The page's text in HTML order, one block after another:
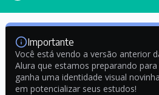
Importante
Você está vendo a versão anterior
Alura que estamos preparando
ganha uma identidade visual
em potencializar seus estudos!